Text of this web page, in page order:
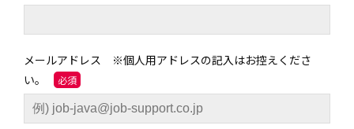
メールアドレス ※個人用アドレスの記入はお控えくださ
い。